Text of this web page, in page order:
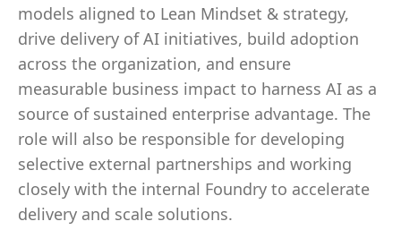
models aligned to Lean Mindset & strategy,
drive delivery of AI initiatives, build adoption
across the organization, and ensure
measurable business impact to harness AI as a
source of sustained enterprise advantage. The
role will also be responsible for developing
selective external partnerships and working
closely with the internal Foundry to accelerate
delivery and scale solutions.